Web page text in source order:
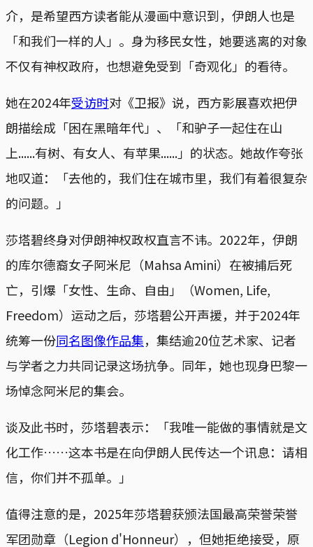
介，是希望西方读者能从漫画中意识到，伊朗人也是
「和我们一样的人」。身为移民女性，她要逃离的对象
不仅有神权政府，也想避免受到「奇观化」的看待。
她在2024年受访时对《卫报》说，西方影展喜欢把伊
朗描绘成「困在黑暗年代」、「和驴子一起住在山
上......有树、有女人、有苹果......」的状态。她故作夸张
地叹道：「去他的，我们住在城市里，我们有着很复杂
的问题。」
莎塔碧终身对伊朗神权政权直言不讳。2022年，伊朗
的库尔德裔女子阿米尼（Mahsa Amini）在被捕后死
亡，引爆「女性、生命、自由」（Women, Life,
Freedom）运动之后，莎塔碧公开声援，并于2024年
统筹一份同名图像作品集，集结逾20位艺术家、记者
与学者之力共同记录这场抗争。同年，她也现身巴黎一
场悼念阿米尼的集会。
谈及此书时，莎塔碧表示：「我唯一能做的事情就是文
化工作……这本书是在向伊朗人民传达一个讯息：请相
信，你们并不孤单。」
值得注意的是，2025年莎塔碧获颁法国最高荣誉荣誉
军团勋章（Legion d'Honneur），但她拒绝接受，原